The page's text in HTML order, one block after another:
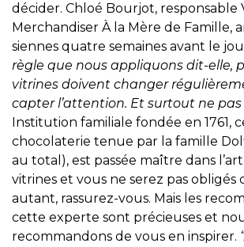
décider. Chloé Bourjot, responsable
Merchandiser À la Mère de Famille,
siennes quatre semaines avant le
règle que nous appliquons dit-elle,
vitrines doivent changer
capter l’attention. Et surtout ne pas
Institution familiale fondée en 1761,
chocolaterie tenue par la famille
au total), est passée maître dans l’art
vitrines et vous ne serez pas obligés
autant, rassurez-vous. Mais les
cette experte sont précieuses et
recommandons de vous en inspirer.